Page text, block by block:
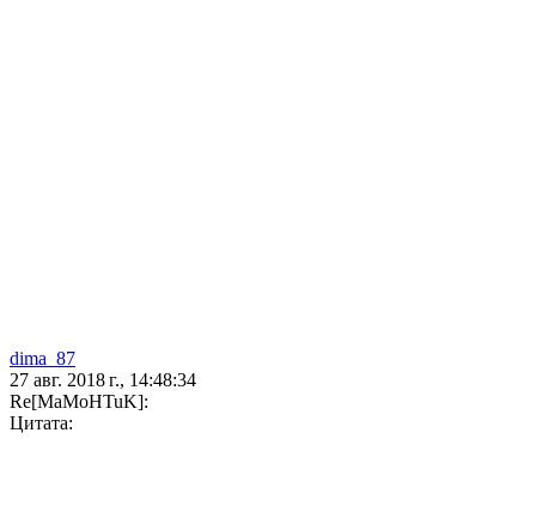
dima_87
27 авг. 2018 г., 14:48:34
Re[MaMoHTuK]:
Цитата: